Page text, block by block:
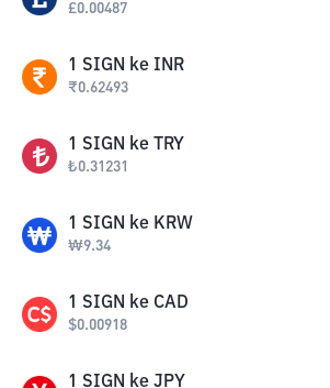
£0.00487
1 SIGN ke INR
₹0.62493
1 SIGN ke TRY
₺0.31231
1 SIGN ke KRW
₩9.34
1 SIGN ke CAD
$0.00918
1 SIGN ke JPY